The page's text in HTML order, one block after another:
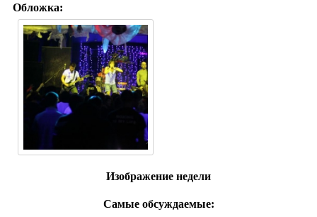
Обложка:
Изображение недели
Самые обсуждаемые: